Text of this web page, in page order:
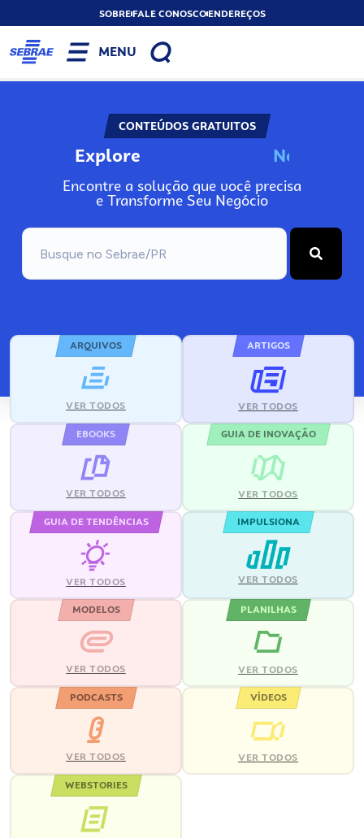
SOBREFALE CONOSCOENDEREÇOS
MENU
CONTEÚDOS GRATUITOS
Explore No
Encontre a solução que você precisa
e Transforme Seu Negócio
ARQUIVOS
VER TODOS
ARTIGOS
VER TODOS
EBOOKS
VER TODOS
GUIA DE INOVAÇÃO
VER TODOS
GUIA DE TENDÊNCIAS
VER TODOS
IMPULSIONA
VER TODOS
MODELOS
VER TODOS
PLANILHAS
VER TODOS
PODCASTS
VER TODOS
VÍDEOS
VER TODOS
WEBSTORIES